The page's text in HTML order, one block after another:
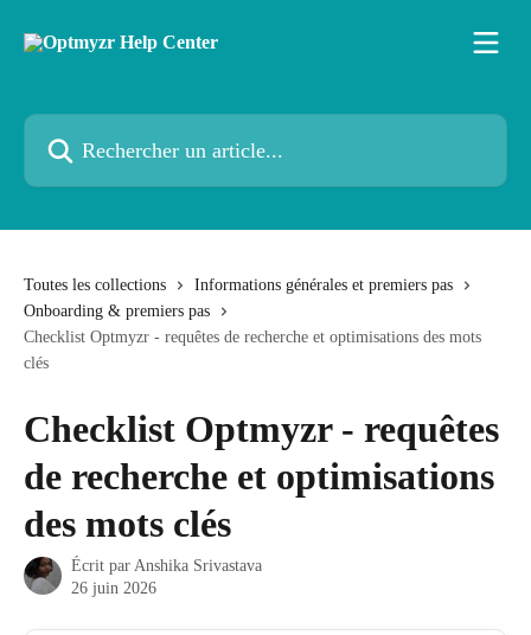
Rechercher un article...
Toutes les collections
Informations générales et premiers pas
Onboarding & premiers pas
Checklist Optmyzr - requêtes de recherche et optimisations des mots
clés
Checklist Optmyzr - requêtes
de recherche et optimisations
des mots clés
Écrit par Anshika Srivastava
26 juin 2026